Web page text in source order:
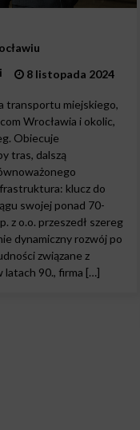
8 listopada 2024
transportu miejskiego,
Wrocławia i okolic,
Obiecuje
tras, dalszą
klucz do
swojej ponad 70-
z o.o. przeszedł szereg
dynamiczny rozwój po
związane z
latach 90., firma […]